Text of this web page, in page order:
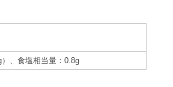
、食塩相当量：0.8g